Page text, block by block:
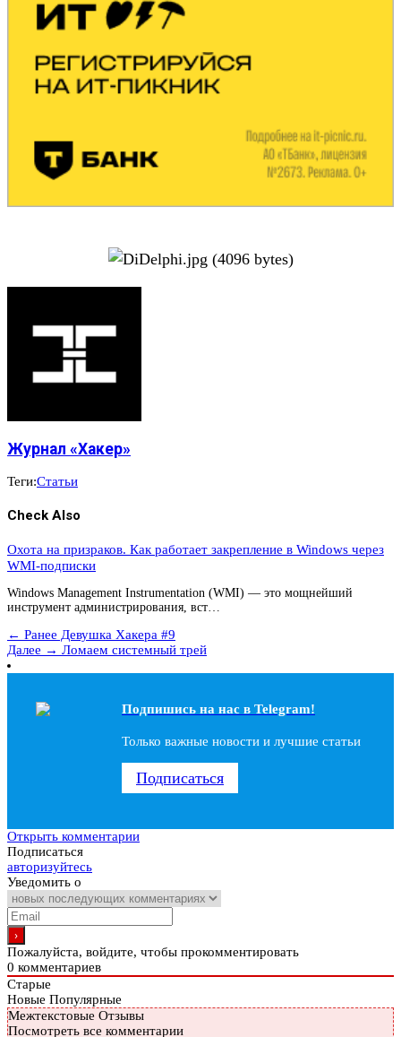
Журнал «Хакер»
Теги:Статьи
Check Also
Охота на призраков. Как работает закрепление в Windows через
WMI-подписки
Windows Management Instrumentation (WMI) — это мощнейший
инструмент администрирования, вст…
← Ранее Девушка Хакера #9
Далее → Ломаем системный трей
Подпишись на наc в Telegram!
Только важные новости и лучшие статьи
Подписаться
Открыть комментарии
Подписаться
авторизуйтесь
Уведомить о
Пожалуйста, войдите, чтобы прокомментировать
0 комментариев
Старые
Новые Популярные
Межтекстовые Отзывы
Посмотреть все комментарии